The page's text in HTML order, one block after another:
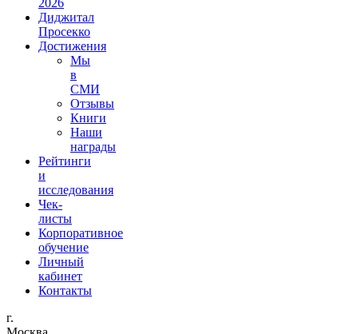
2026
Диджитал
Просекко
Достижения
Мы
в
СМИ
Отзывы
Книги
Наши
награды
Рейтинги
и
исследования
Чек-
листы
Корпоративное
обучение
Личный
кабинет
Контакты
г.